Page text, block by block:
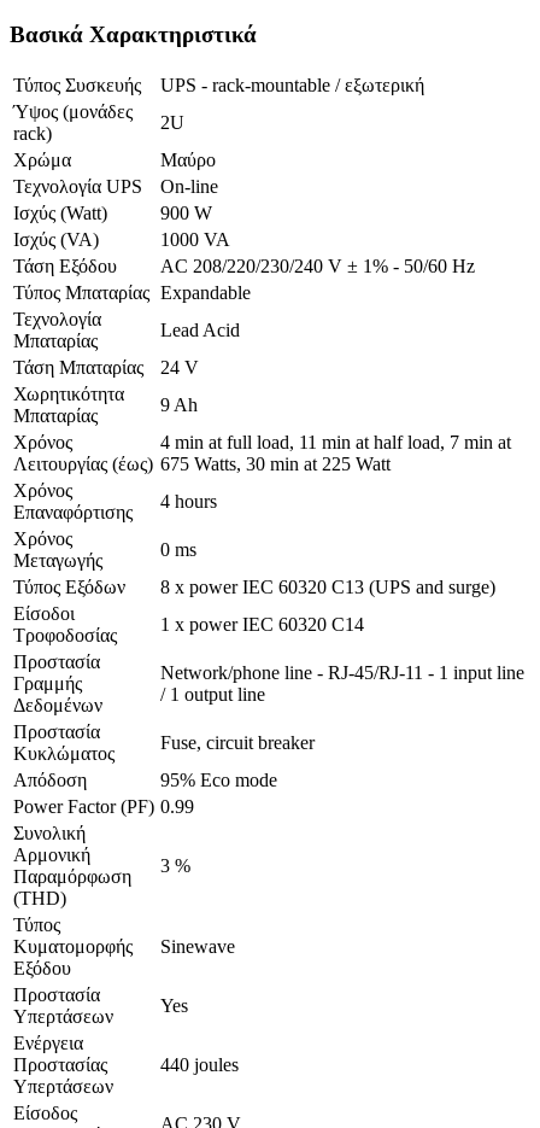
Βασικά Χαρακτηριστικά
Τύπος Συσκευής
UPS - rack-mountable / εξωτερική
Ύψος (μονάδες
rack)
2U
Χρώμα
Μαύρο
Τεχνολογία UPS
On-line
Ισχύς (Watt)
900 W
Ισχύς (VA)
1000 VA
Τάση Εξόδου
AC 208/220/230/240 V ± 1% - 50/60 Hz
Τύπος Μπαταρίας Expandable
Τεχνολογία
Μπαταρίας
Lead Acid
Τάση Μπαταρίας
24 V
Χωρητικότητα
Μπαταρίας
9 Ah
Χρόνος
Λειτουργίας (έως)
4 min at full load, 11 min at half load, 7 min at
675 Watts, 30 min at 225 Watt
Χρόνος
Επαναφόρτισης
4 hours
Χρόνος
Μεταγωγής
0 ms
Τύπος Εξόδων
8 x power IEC 60320 C13 (UPS and surge)
Είσοδοι
Τροφοδοσίας
1 x power IEC 60320 C14
Προστασία
Γραμμής
Δεδομένων
Network/phone line - RJ-45/RJ-11 - 1 input line
/ 1 output line
Προστασία
Κυκλώματος
Fuse, circuit breaker
Απόδοση
95% Eco mode
Power Factor (PF) 0.99
Συνολική
Αρμονική
Παραμόρφωση
(THD)
3 %
Τύπος
Κυματομορφής
Εξόδου
Sinewave
Προστασία
Υπερτάσεων
Yes
Ενέργεια
Προστασίας
Υπερτάσεων
440 joules
Είσοδος
AC 230 V